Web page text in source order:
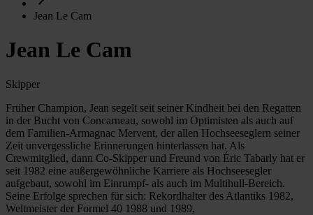
Jean Le Cam
Jean Le Cam
Skipper
Früher Champion, Jean segelt seit seiner Kindheit bei den Regatten
in der Bucht von Concarneau, sowohl im Optimisten als auch auf
dem Familien-Armagnac Mervent, der allen Hochseeseglern seiner
Zeit unvergessliche Erinnerungen hinterlassen hat. Als
Crewmitglied, dann Co-Skipper und Freund von Éric Tabarly hat er
seit 1982 eine außergewöhnliche Karriere als Hochseesegler
aufgebaut, sowohl im Einrumpf- als auch im Multihull-Bereich.
Seine Erfolge sprechen für sich: Rekordhalter des Atlantiks 1982,
Weltmeister der Formel 40 1988 und 1989,